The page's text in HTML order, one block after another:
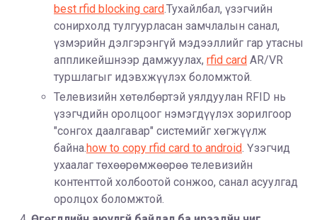
best rfid blocking card.Тухайлбал, үзэгчийн
сонирхолд тулгуурласан замчлалын санал,
үзмэрийн дэлгэрэнгүй мэдээллийг гар утасны
аппликейшнээр дамжуулах, rfid card AR/VR
туршлагыг идэвхжүүлэх боломжтой.
Телевизийн хөтөлбөртэй уялдуулан RFID нь
үзэгчдийн оролцоог нэмэгдүүлэх зорилгоор
"сонгох даалгавар" системийг хөгжүүлж
байна.how to copy rfid card to android. Үзэгчид
ухаалаг төхөөрөмжөөрөө телевизийн
контенттой холбоотой сонжоо, санал асуулгад
оролцох боломжтой.